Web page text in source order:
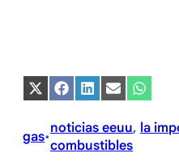
Compartir
en
(Twitter)
Compartir
en
Compartir
en
Compartir
en en
gas•
noticias eeuu, la
combustibles